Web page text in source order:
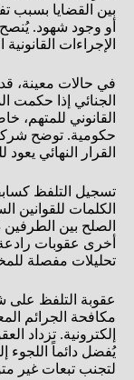
بين القضايا بسبب
أو وجود شهود.
الإجراءات
في حالات معينة،
الجنائي إذا حكمت
القانوني للمتهم،
حكومية. توضح
القرار النهائي
تسجيل التلفظ
الكلمات للقوانين
الصلح بين
أخرى عقوبات
تحليلات مفصلة
عقوبة التلفظ
مكافحة الجرائم
إلكترونية. تزداد
يُفضل دائماً اللجوء
لتجنب تبعات غير